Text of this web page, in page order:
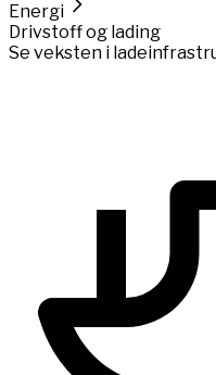
Energi
Drivstoff og lading
Se veksten i